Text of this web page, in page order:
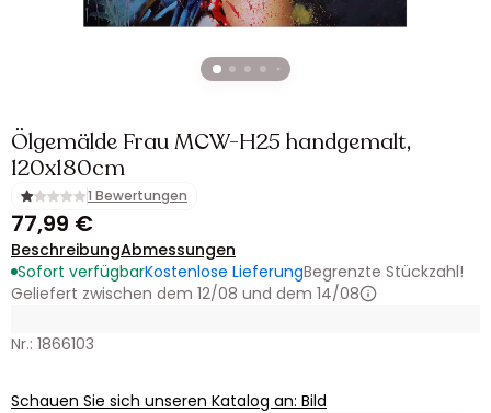
Ölgemälde Frau MCW-H25 handgemalt,
120x180cm
1 Bewertungen
77,99 €
BeschreibungAbmessungen
Sofort verfügbarKostenlose LieferungBegrenzte Stückzahl!
Geliefert zwischen dem 12/08 und dem 14/08
Nr.: 1866103
Schauen Sie sich unseren Katalog an: Bild